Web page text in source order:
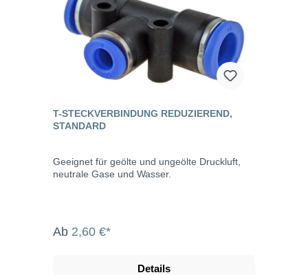
T-STECKVERBINDUNG REDUZIEREND,
STANDARD
Geeignet für geölte und ungeölte Druckluft,
neutrale Gase und Wasser.
Ab 2,60 €*
Details